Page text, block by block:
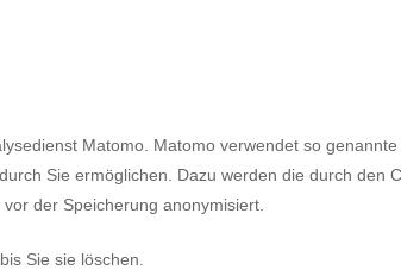
Matomo. Matomo verwendet so
Sie ermöglichen. Dazu werden die durch
der Speicherung anonymisiert.
Sie sie löschen.